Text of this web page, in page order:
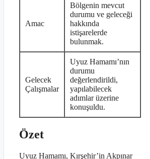
Amac
Bölgenin mevcut
durumu ve geleceği
hakkında
istişarelerde
bulunmak.
Gelecek
Çalışmalar
Uyuz Hamamı’nın
durumu
değerlendirildi,
yapılabilecek
adımlar üzerine
konuşuldu.
Özet
Uyuz Hamamı, Kırşehir’in Akpınar